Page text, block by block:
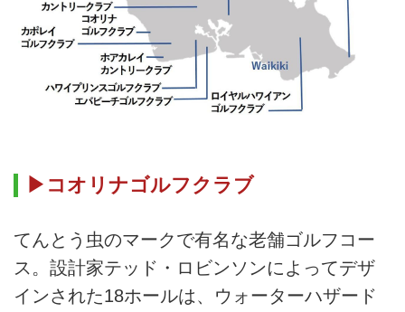
▶コオリナゴルフクラブ
てんとう虫のマークで有名な老舗ゴルフコー
ス。設計家テッド・ロビンソンによってデザ
インされた18ホールは、ウォーターハザード